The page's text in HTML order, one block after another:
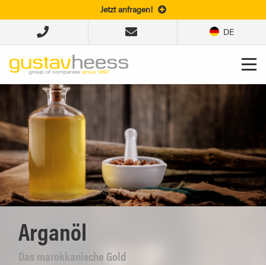
Jetzt anfragen!
DE
Arganöl
Das marokkanische Gold